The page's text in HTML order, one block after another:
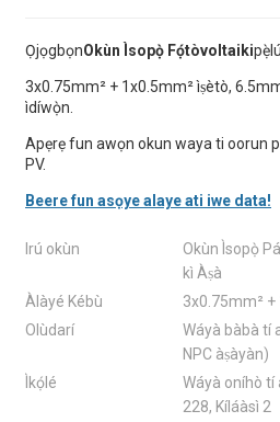
ỌjọgbọnOkùn Ìsopọ̀ Fọ́tòvoltaiki
3x0.75mm² + 1x0.5mm² ìṣètò,
ìdíwọ̀n.
Apẹrẹ fun awọn okun waya ti oorun
PV.
Beere fun asọye alaye ati iwe data!
Irú okùn
Okùn Ìsopọ̀
kì Àṣà
Àlàyé Kébù
3x0.75mm² +
Olùdarí
Wáyà bàbà tí
NPC àṣàyàn)
Ìkọ́lé
Wáyà oníhò tí
228, Kíláàsì 2